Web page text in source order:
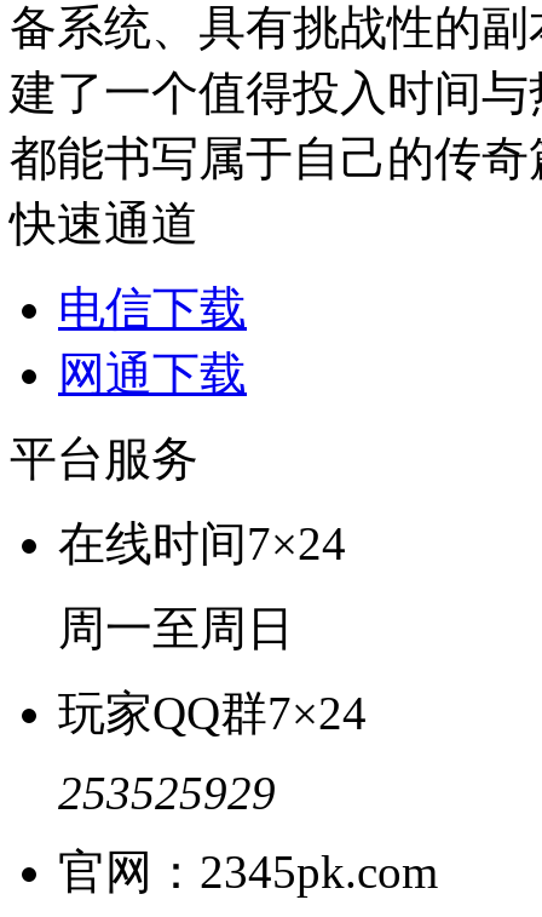
备系统、具有挑战性的
建了一个值得投入时间
都能书写属于自己的传奇
快速通道
电信下载
网通下载
平台服务
在线时间7×24
周一至周日
玩家QQ群7×24
253525929
官网：2345pk.com